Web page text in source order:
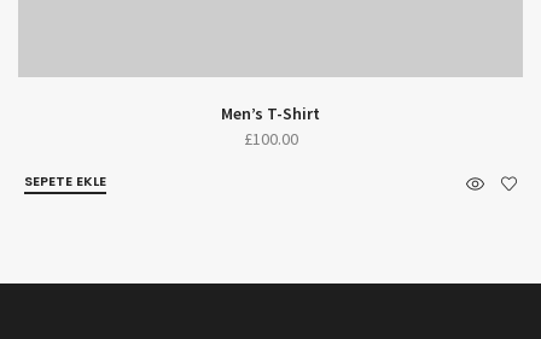
Men’s T-Shirt
£100.00
SEPETE EKLE